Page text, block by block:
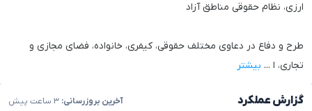
ارزی، نظام حقوقی مناطق آزاد
طرح و دفاع در دعاوی مختلف حقوقی، کیفری، خانواده، فضای مجازی و
تجاری، ا ... بیشتر
گزارش عملکرد آخرین بروزرسانی: